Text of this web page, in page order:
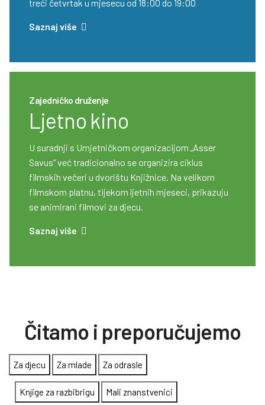
treći četvrtak u mjesecu od 18:00 do 19:00
Saznaj više
Zajedničko druženje
Ljetno kino
U suradnji s Umjetničkom organizacijom „Asser
Savus“ već tradicionalno se organizira ciklus
filmskih večeri u dvorištu Knjižnice. Na velikom
filmskom platnu, tijekom ljetnih mjeseci, prikazuju
se animirani filmovi za djecu.
Saznaj više
Čitamo i preporučujemo
Za djecu Za mlade Za odrasle
Knjige za razbibrigu Mali znanstvenici